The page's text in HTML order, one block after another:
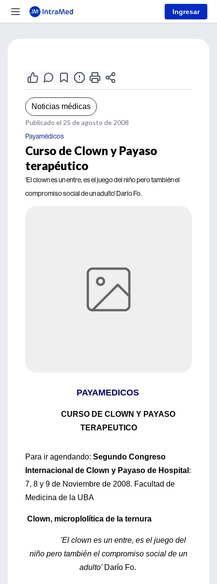
Ingresar
Noticias médicas
Publicado el 25 de agosto de 2008
Payamédicos
Curso de Clown y Payaso
terapéutico
'El clown es un entre, es el juego del niño pero también el
compromiso social de un adulto' Darío Fo.
PAYAMEDICOS
CURSO DE CLOWN Y PAYASO
TERAPEUTICO
Para ir agendando: Segundo Congreso
Internacional de Clown y Payaso de Hospital :
7, 8 y 9 de Noviembre de 2008. Facultad de
Medicina de la UBA
Clown, microplolítica de la ternura
'El clown es un entre, es el juego del
niño pero también el compromiso social de un
adulto'Darío Fo.